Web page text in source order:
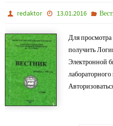
redaktor 13.01.2016
Для
получить
Электронной